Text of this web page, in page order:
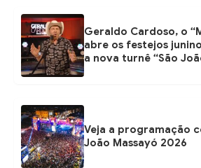
Geraldo Cardoso, o
abre os festejos
a nova turnê “São
Veja a programação
João Massayó 2026